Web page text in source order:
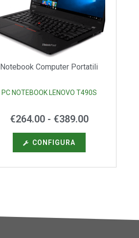
Notebook Computer Portatili
PC NOTEBOOK LENOVO T490S
€264.00 - €389.00
CONFIGURA